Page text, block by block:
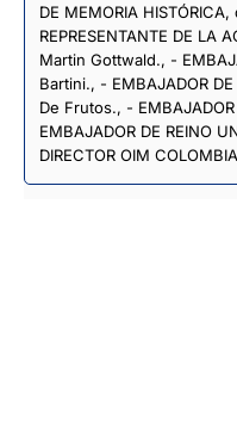
DE MEMORIA
REPRESENTANTE DE LA
Martin Gottwald., -
Bartini., - EMBAJADOR
De Frutos., -
EMBAJADOR DE REINO
DIRECTOR OIM